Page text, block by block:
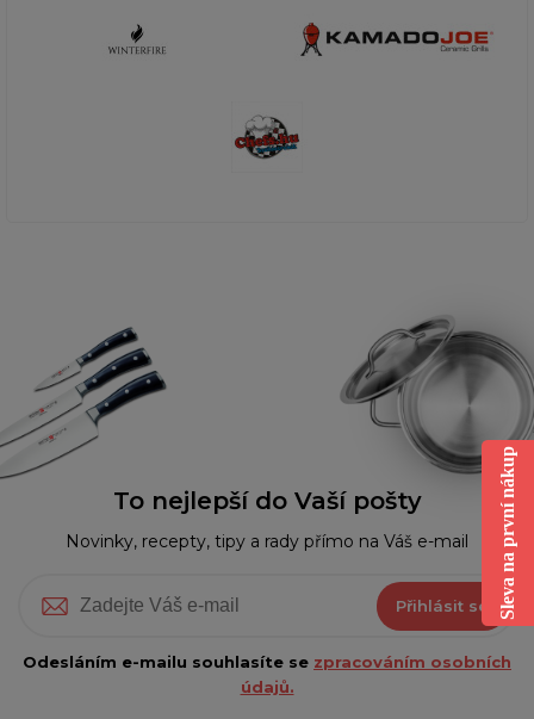
To nejlepší do Vaší pošty
Novinky, recepty, tipy a rady přímo na Váš e-mail
Přihlásit se
Odesláním e-mailu souhlasíte se zpracováním osobních
údajů.
Sleva na první nákup